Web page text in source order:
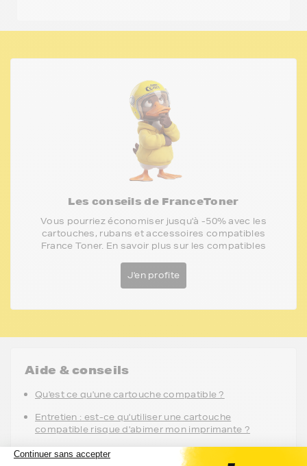
Les conseils de FranceToner
Vous pourriez économiser jusqu'à -50% avec les
cartouches, rubans et accessoires compatibles
France Toner. En savoir plus sur les compatibles
J'en profite
Aide & conseils
Qu'est ce qu'une cartouche compatible ?
Entretien : est-ce qu'utiliser une cartouche
compatible risque d'abimer mon imprimante ?
Garantie : utiliser une cartouche compatible annule-